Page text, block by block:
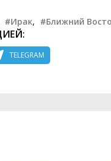
#Ирак, #Ближний
TELEGRAM